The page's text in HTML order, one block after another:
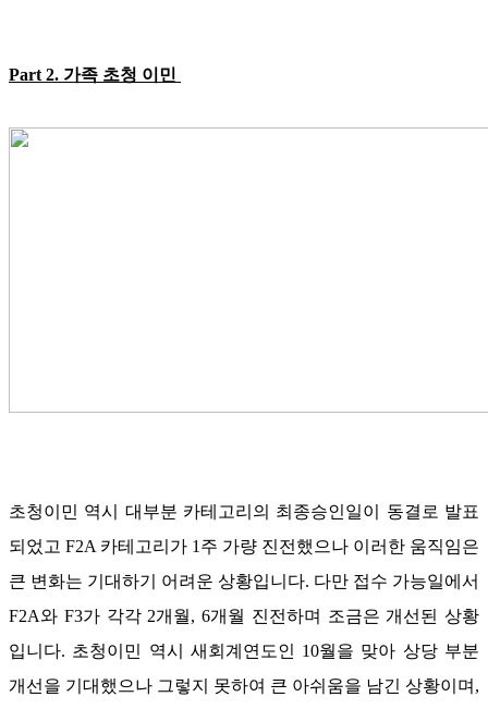
Part 2. 가족 초청 이민
초청이민 역시 대부분 카테고리의 최종승인일이 동결로 발표
되었고 F2A 카테고리가 1 주 가량 진전했으나 이러한 움직임은
큰 변화는 기대하기 어려운 상황입니다. 다만 접수 가능일에서
F2A와 F3가 각각 2개월, 6개월 진전하며 조금은 개선된 상황
입니다. 초청이민 역시 새회계연도인 10월을 맞아 상당 부분
개선을 기대했으나 그렇지 못하여 큰 아쉬움을 남긴 상황이며 ,